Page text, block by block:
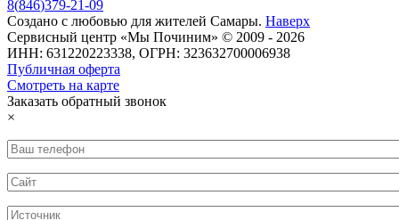
8(846)379-21-09
Создано с любовью для жителей Самары. Наверх
Сервисный центр «Мы Починим» © 2009 - 2026
ИНН: 631220223338, ОГРН: 323632700006938
Публичная оферта
Смотреть на карте
Заказать обратный звонок
×